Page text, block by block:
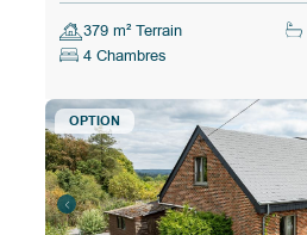
379 m² Terrain
4 Chambres
OPTION